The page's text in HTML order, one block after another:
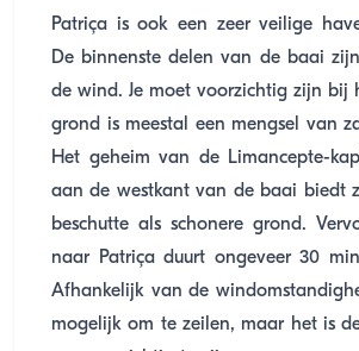
Patriça is ook een zeer veilige
De binnenste delen van de baai
de wind. Je moet voorzichtig zijn bij
grond is meestal een mengsel van
Het geheim van de Limancepte-
aan de westkant van de baai biedt
beschutte als schonere grond.
naar Patriça duurt ongeveer 30
Afhankelijk van de
mogelijk om te zeilen, maar het is